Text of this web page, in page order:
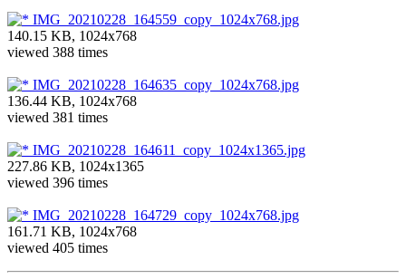
IMG_20210228_164559_copy_1024x768.jpg
140.15 KB, 1024x768
viewed 388 times
IMG_20210228_164635_copy_1024x768.jpg
136.44 KB, 1024x768
viewed 381 times
IMG_20210228_164611_copy_1024x1365.jpg
227.86 KB, 1024x1365
viewed 396 times
IMG_20210228_164729_copy_1024x768.jpg
161.71 KB, 1024x768
viewed 405 times